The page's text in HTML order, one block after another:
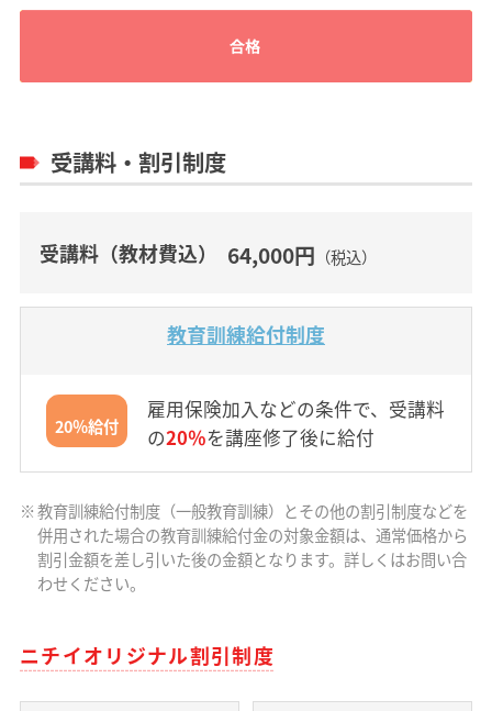
受講料・割引制度
受講料（教材費込） 64,000円 （税込）
教育訓練給付制度
20％給付
雇用保険加入などの条件で、受講料
の20％を講座修了後に給付
※教育訓練給付制度（一般教育訓練）とその他の割引制度などを
併用された場合の教育訓練給付金の対象金額は、通常価格から
割引金額を差し引いた後の金額となります。詳しくはお問い合
わせください。
ニチイオリジナル割引制度